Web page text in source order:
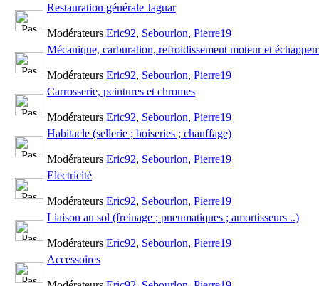
Restauration générale Jaguar
Modérateurs Eric92, Sebourlon, Pierre19
Mécanique, carburation, refroidissement moteur et
Modérateurs Eric92, Sebourlon, Pierre19
Carrosserie, peintures et chromes
Modérateurs Eric92, Sebourlon, Pierre19
Habitacle (sellerie ; boiseries ; chauffage)
Modérateurs Eric92, Sebourlon, Pierre19
Electricité
Modérateurs Eric92, Sebourlon, Pierre19
Liaison au sol (freinage ; pneumatiques ; amortisseurs ..)
Modérateurs Eric92, Sebourlon, Pierre19
Accessoires